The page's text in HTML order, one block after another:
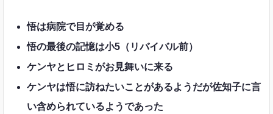
悟は病院で目が覚める
悟の最後の記憶は小5（リバイバル前）
ケンヤとヒロミがお見舞いに来る
ケンヤは悟に訪ねたいことがあるようだが佐知子に言
い含められているようであった